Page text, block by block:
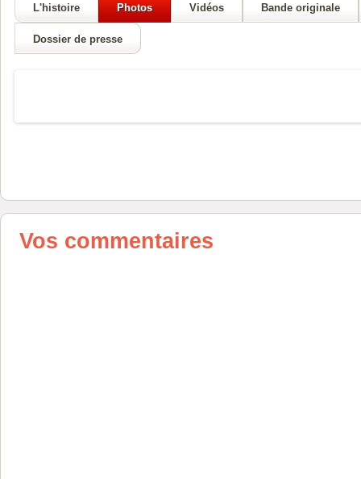
L'histoire Photos Vidéos Bande originale
Dossier de presse
Vos commentaires